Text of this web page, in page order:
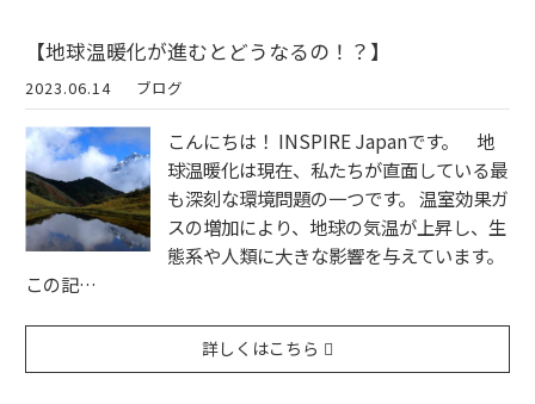
【地球温暖化が進むとどうなるの！？】
2023.06.14 ブログ
こんにちは！ INSPIRE Japanです。 地
球温暖化は現在、私たちが直面している最
も深刻な環境問題の一つです。 温室効果ガ
スの増加により、地球の気温が上昇し、生
態系や人類に大きな影響を与えています。
この記…
詳しくはこちら